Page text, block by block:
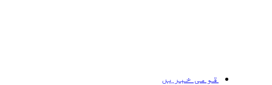
قومی خبریں